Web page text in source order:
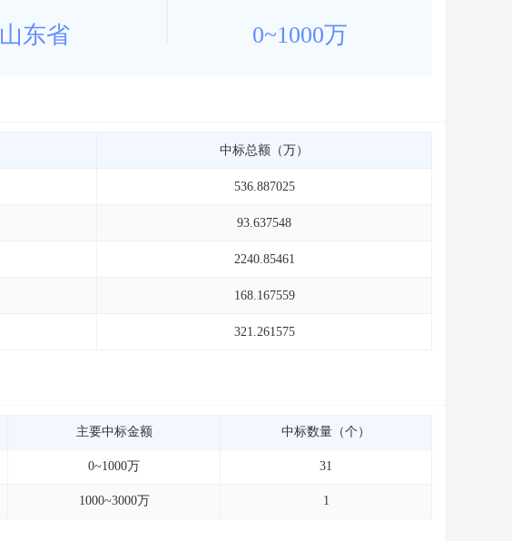
山东省 0~1000万
中标总额（万）
536.887025
93.637548
2240.85461
168.167559
321.261575
主要中标金额 中标数量（个）
0~1000万 31
1000~3000万 1